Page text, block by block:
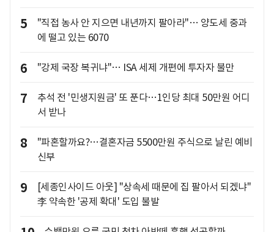
5
"직접 농사 안 지으면 내년까지 팔아라"… 양도세 중과
에 떨고 있는 6070
6 "강제 국장 복귀냐"… ISA 세제 개편에 투자자 불만
7
추석 전 '민생지원금' 또 푼다…1인당 최대 50만원 어디
서 받나
8
"파혼할까요?…결혼자금 5500만원 주식으로 날린 예비
신부
9
[세종인사이드 아웃] "상속세 때문에 집 팔아서 되겠냐"
李 약속한 '공제 확대' 도입 불발